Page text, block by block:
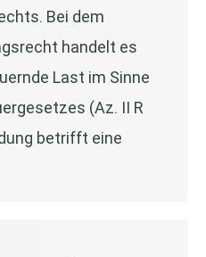
Bei dem
handelt es
Last im Sinne
(Az. II R
betrifft eine